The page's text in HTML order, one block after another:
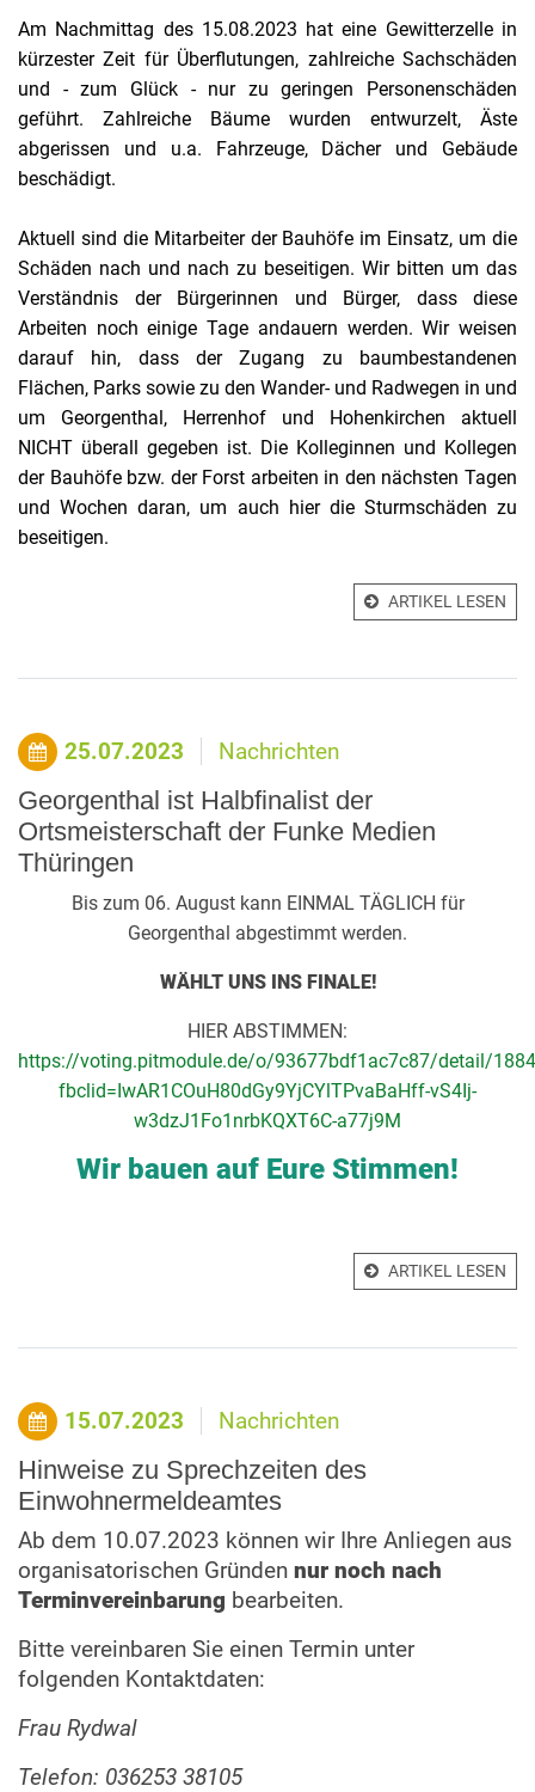
Am Nachmittag des 15.08.2023 hat eine Gewitterzelle in
kürzester Zeit für Überflutungen, zahlreiche Sachschäden
und - zum Glück - nur zu geringen Personenschäden
geführt. Zahlreiche Bäume wurden entwurzelt, Äste
abgerissen und u.a. Fahrzeuge, Dächer und Gebäude
beschädigt.
Aktuell sind die Mitarbeiter der Bauhöfe im Einsatz, um die
Schäden nach und nach zu beseitigen. Wir bitten um das
Verständnis der Bürgerinnen und Bürger, dass diese
Arbeiten noch einige Tage andauern werden. Wir weisen
darauf hin, dass der Zugang zu baumbestandenen
Flächen, Parks sowie zu den Wander- und Radwegen in und
um Georgenthal, Herrenhof und Hohenkirchen aktuell
NICHT überall gegeben ist. Die Kolleginnen und Kollegen
der Bauhöfe bzw. der Forst arbeiten in den nächsten Tagen
und Wochen daran, um auch hier die Sturmschäden zu
beseitigen.
ARTIKEL LESEN
25.07.2023 Nachrichten
Georgenthal ist Halbfinalist der
Ortsmeisterschaft der Funke Medien
Thüringen
Bis zum 06. August kann EINMAL TÄGLICH für
Georgenthal abgestimmt werden.
WÄHLT UNS INS FINALE!
HIER ABSTIMMEN:
https://voting.pitmodule.de/o/93677bdf1ac7c87/detail/
fbclid=IwAR1COuH80dGy9YjCYlTPvaBaHff-vS4Ij-
w3dzJ1Fo1nrbKQXT6C-a77j9M
Wir bauen auf Eure Stimmen!
ARTIKEL LESEN
15.07.2023 Nachrichten
Hinweise zu Sprechzeiten des
Einwohnermeldeamtes
Ab dem 10.07.2023 können wir Ihre Anliegen aus
organisatorischen Gründen nur noch nach
Terminvereinbarung bearbeiten.
Bitte vereinbaren Sie einen Termin unter
folgenden Kontaktdaten:
Frau Rydwal
Telefon: 036253 38105